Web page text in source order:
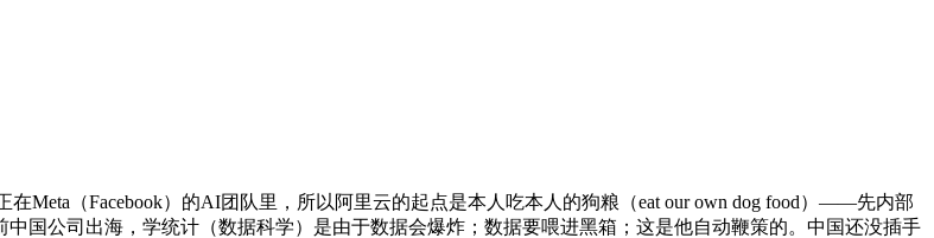
（Facebook）的AI团队里，所以阿里云的起点是本人吃本人的狗粮（eat our own dog food）——先内部
国公司出海，学统计（数据科学）是由于数据会爆炸；数据要喂进黑箱；这是他自动鞭策的。中国还没插手